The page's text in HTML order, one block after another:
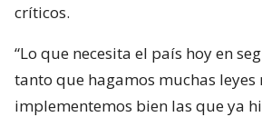
críticos.
“Lo que necesita el país hoy en
tanto que hagamos muchas leyes
implementemos bien las que ya